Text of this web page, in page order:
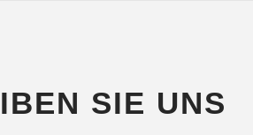
SIE UNS